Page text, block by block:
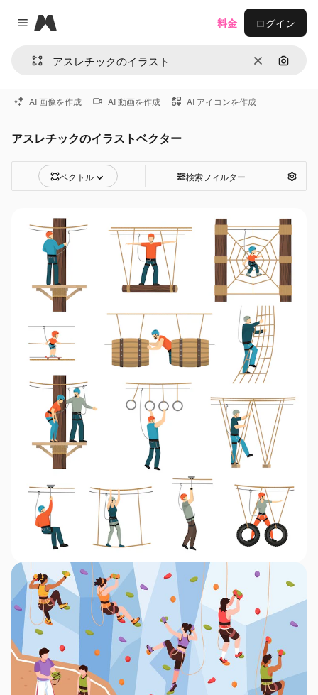
Close menu
Magnific
消去 画像で
料金 ログイン
AI 画像を作成 AI 動画を作成 AI アイコンを作成
アスレチックのイラストベクター
ベクトル 検索フィルター